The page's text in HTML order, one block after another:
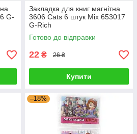
G-
Закладка для книг магнітна
3606 Cats 6 штук Mix 653017
G-Rich
Готово до відправки
22 ₴ 26 ₴
Купити
–18%